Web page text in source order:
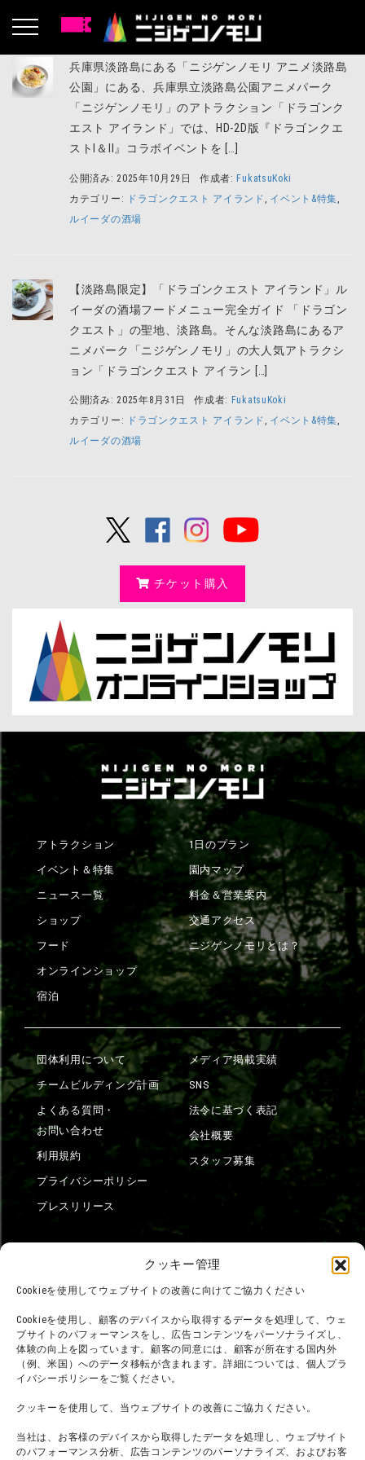
クッキー管理
Cookieを使用してウェブサイトの改善に向けてご協力ください
Cookieを使用し、顧客のデバイスから取得するデータを処理して、ウェ
ブサイトのパフォーマンスをし、広告コンテンツをパーソナライズし、
体験の向上を図っています。顧客の同意には、顧客が所在する国内外
（例、米国）へのデータ移転が含まれます。詳細については、個人プラ
イバシーポリシーをご覧ください。
クッキーを使用して、当ウェブサイトの改善にご協力ください。
当社は、お客様のデバイスから取得したデータを処理し、ウェブサイト
のパフォーマンス分析、広告コンテンツのパーソナライズ、およびお客
兵庫県淡路島にある「ニジゲンノモリ アニメ淡路島
公園」にある、兵庫県立淡路島公園アニメパーク
「ニジゲンノモリ」のアトラクション「ドラゴンク
エスト アイランド」では、HD-2D版『ドラゴンクエ
ストI＆II』コラボイベントを […]
公開済み: 2025年10月29日 作成者: FukatsuKoki
カテゴリー:
ドラゴンクエスト アイランド イベント&特集
ルイーダの酒場
【淡路島限定】「ドラゴンクエスト アイランド」ル
イーダの酒場フードメニュー完全ガイド 「ドラゴン
クエスト」の聖地、淡路島。そんな淡路島にあるア
ニメパーク「ニジゲンノモリ」の大人気アトラクシ
ョン「ドラゴンクエスト アイラン […]
公開済み: 2025年8月31日 作成者: FukatsuKoki
カテゴリー:
ドラゴンクエスト アイランド , イベント&特集,
ルイーダの酒場
チケット購入
アトラクション
イベント＆特集
ニュース一覧
ショップ
フード
オンラインショップ
宿泊
1日のプラン
園内マップ
料金＆営業案内
交通アクセス
ニジゲンノモリとは？
団体利用について
チームビルディング計画
よくある質問・
お問い合わせ
利用規約
プライバシーポリシー
プレスリリース
メディア掲載実績
SNS
法令に基づく表記
会社概要
スタッフ募集